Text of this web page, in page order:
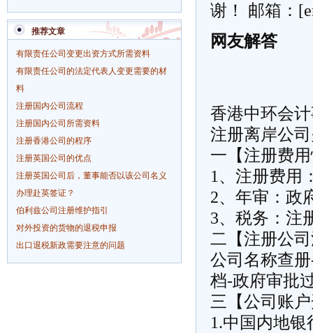
推荐文章
有限责任公司变更出资方式所需资料
有限责任公司的法定代表人变更需要的材
料
注册国内公司流程
注册国内公司所需资料
注册香港公司的程序
注册英国公司的优点
注册英国公司后，董事能否以该公司名义
办理赴英签证？
伯利兹公司注册维护指引
对外投资的货物的退税申报
出口退税新政需要注意的问题
谢！ 邮箱：
网友解答
香港中环会
注册离岸公司
一【注册费
1、注册费用
2、年审：政
3、税务：注
二【注册公
公司名称查
档-政府审批
三【公司账
1.中国内地